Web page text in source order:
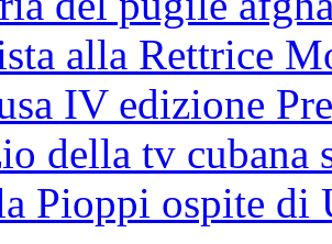
alla Rettrice
IV edizione
della tv
Pioppi ospite di